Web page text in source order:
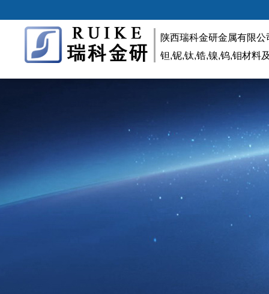
陕西瑞科金研金属有限公
钽,铌,钛,锆,镍,钨,钼材料